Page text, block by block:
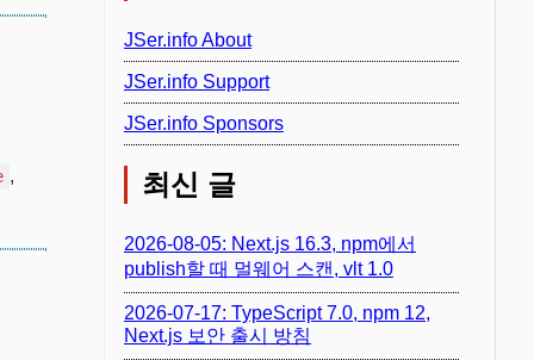
,
JSer.info About
JSer.info Support
JSer.info Sponsors
최신 글
2026-08-05: Next.js 16.3, npm에서
publish할 때 멀웨어 스캔, vlt 1.0
2026-07-17: TypeScript 7.0, npm 12,
Next.js 보안 출시 방침